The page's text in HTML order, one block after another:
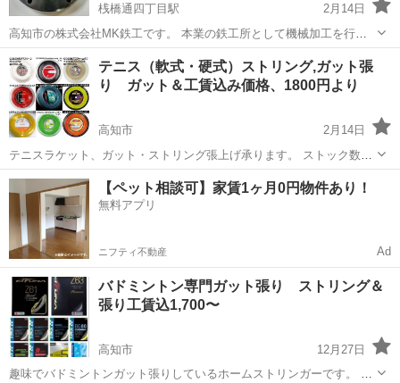
桟橋通四丁目駅
2月14日
高知市の株式会社MK鉄工です。 本業の鉄工所として機械加工を行っ
ています。 ■ こんなことで困っていませんか？ ✔ 1個だけ作ってほし
い ✔ 修理部品を急ぎで作りたい ✔ 図面はあるが断られた ✔ 図面はな
いけど現物が...
高知 高知市 桟橋通四丁目駅 その他
テニス（軟式・硬式）ストリング,ガット張
り ガット＆工賃込み価格、1800円より
高知市
2月14日
テニスラケット、ガット・ストリング張上げ承ります。 ストック数50
種類前後 取寄せも可能 *************************** ★★ストリング種類と
価格★★ 表示価格【 円】はストリング＋工賃込...
高知 高知市 その他
【ペット相談可】家賃1ヶ月0円物件あり！
無料アプリ
ニフティ不動産 Ad
バドミントン専門ガット張り ストリング＆
張り工賃込1,700〜
高知市
12月27日
趣味でバドミントンガット張りしているホームストリンガーです。 ジ